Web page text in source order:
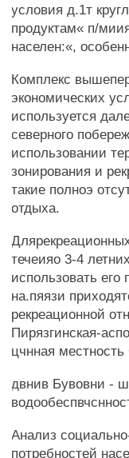
условия д.1т
продуктам« п/
населен:«,
Комплекс
экономических
используется
северного
использовании
зонирования и
такие полноэ
отдыха.
течеияо 3-4
использовать его
на.пяязи
рекреационной
Пирязгинская-
цчнная
двнив Бувовни -
Анализ
потребностей